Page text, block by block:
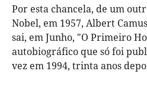
Por esta chancela, de um
Nobel, em 1957, Albert
sai, em Junho, "O Primeiro
autobiográfico que só foi
vez em 1994, trinta anos